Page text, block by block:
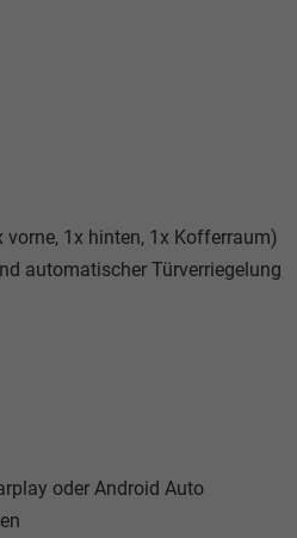
1x hinten, 1x Kofferraum)
automatischer Türverriegelung
oder Android Auto